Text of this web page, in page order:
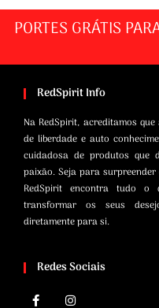
PORTES GRÁTIS
RedSpirit Info
Na RedSpirit, acreditamos
de liberdade e auto
cuidadosa de produtos que
paixão. Seja para
RedSpirit encontra tudo
transformar os seus
diretamente para si.
Redes Sociais